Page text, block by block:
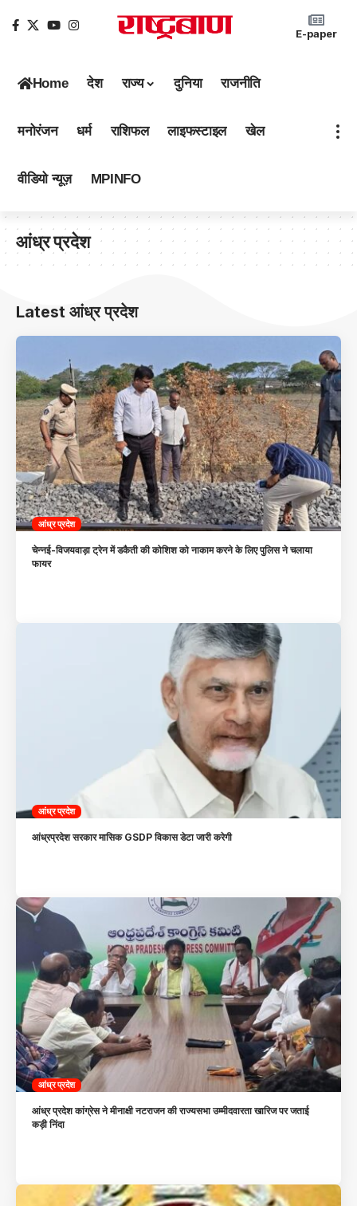
E-paper
Home देश राज्य दुनिया राजनीति
मनोरंजन धर्म राशिफल लाइफस्टाइल खेल
वीडियो न्यूज़ MPINFO
आंध्र प्रदेश
Latest आंध्र प्रदेश
आंध्र प्रदेश
चेन्नई-विजयवाड़ा ट्रेन में डकैती की कोशिश को नाकाम करने के लिए पुलिस ने चलाया
फायर
आंध्र प्रदेश
आंध्रप्रदेश सरकार मासिक GSDP विकास डेटा जारी करेगी
आंध्र प्रदेश
आंध्र प्रदेश कांग्रेस ने मीनाक्षी नटराजन की राज्यसभा उम्मीदवारता खारिज पर जताई
कड़ी निंदा